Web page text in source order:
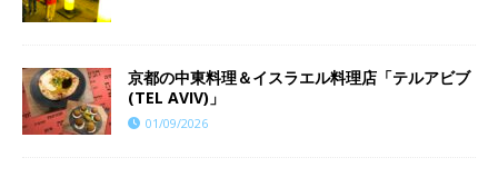
京都の中東料理＆イスラエル料理店「テルアビブ
(TEL AVIV)」
01/09/2026